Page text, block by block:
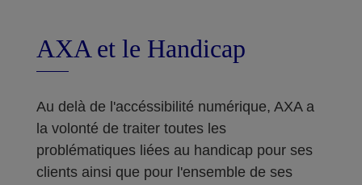
AXA et le Handicap
Au delà de l'accéssibilité numérique, AXA a
la volonté de traiter toutes les
problématiques liées au handicap pour ses
clients ainsi que pour l'ensemble de ses